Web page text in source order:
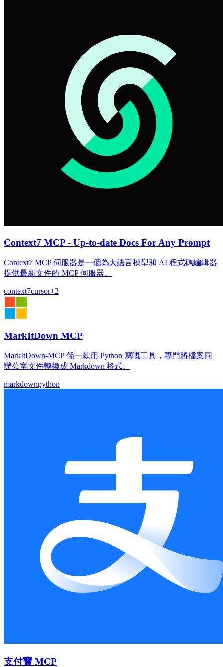
Context7 MCP - Up-to-date Docs For Any Prompt
Context7 MCP 伺服器是一個為大語言模型和 AI 程式碼編輯器
提供最新文件的 MCP 伺服器。
context7cursor+2
MarkItDown MCP
MarkItDown-MCP 係一款用 Python 寫嘅工具，專門將檔案同
辦公室文件轉換成 Markdown 格式。
markdownpython
支付寶 MCP